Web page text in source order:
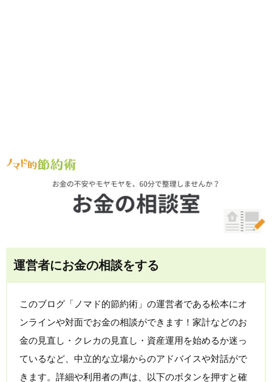
運営者にお金の相談をする
このブログ「ノマド的節約術」の運営者である松本にオ
ンラインや対面でお金の相談ができます！家計などのお
金の見直し・クレカの見直し・資産運用を始めるか迷っ
ているなど、中立的な立場からのアドバイスや対話がで
きます。詳細や利用者の声は、以下のボタンを押すと確